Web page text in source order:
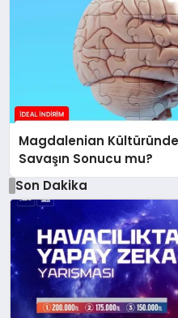
Magdalenian
Savaşın Sonucu mu?
Son Dakika